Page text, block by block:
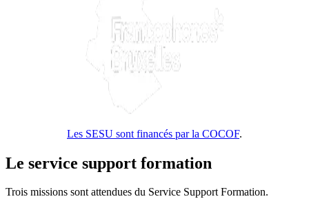
Les SESU sont financés par la COCOF.
Le service support formation
Trois missions sont attendues du Service Support Formation.